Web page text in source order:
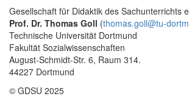
Gesellschaft für Didaktik des Sachunterrichts
Prof. Dr. Thomas Goll (thomas.goll@tu-
Technische Universität Dortmund
Fakultät Sozialwissenschaften
August-Schmidt-Str. 6, Raum 314.
44227 Dortmund
© GDSU 2025